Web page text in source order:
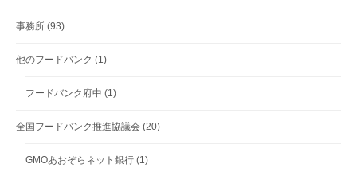
事務所 (93)
他のフードバンク (1)
フードバンク府中 (1)
全国フードバンク推進協議会 (20)
GMOあおぞらネット銀行 (1)